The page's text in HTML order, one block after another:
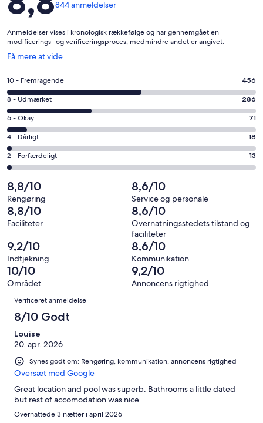
844 anmeldelser
Anmeldelser vises i kronologisk rækkefølge og har gennemgået en
modificerings- og verificeringsproces, medmindre andet er angivet.
Få mere at vide
Åbner
et
nyt
vindue
Bedømmelse
på
10
−
Fremragende.
456
af
i
alt
844
anmeldelser
10 - Fremragende 456
Bedømmelse
på
8
−
Udmærket.
286
i
alt
844
anmeldelser
8 - Udmærket 286
Bedømmelse
på
6
−
Okay.
71
af
i
alt
844
anmeldelser
6 - Okay 71
Bedømmelse
på
4
Dårligt.
18
af
i
844
anmeldelser
4 - Dårligt 18
Bedømmelse
på
2
−
Forfærdeligt.
13
i
alt
844
anmeldelser
2 - Forfærdeligt 13
8,8/10
Rengøring
8,6/10
Service og personale
8,8/10
Faciliteter
8,6/10
Overnatningsstedets tilstand og
faciliteter
9,2/10
Indtjekning
8,6/10
Kommunikation
10/10
Området
9,2/10
Annoncens rigtighed
Anmeldelser
Verificeret anmeldelse
8/10 Godt
Louise
20. apr. 2026
Synes godt om: Rengøring, kommunikation, annoncens rigtighed
Oversæt med Google
Great location and pool was superb. Bathrooms a little dated
but rest of accomodation was nice.
Overnattede 3 nætter i april 2026